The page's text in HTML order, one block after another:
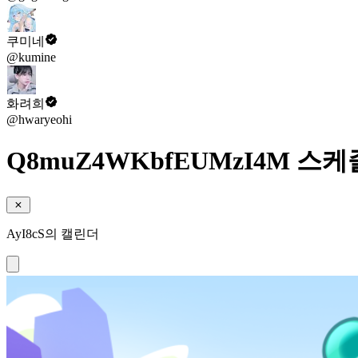
쿠미네
@kumine
화려희
@hwaryeohi
Q8muZ4WKbfEUMzI4M 스케
AyI8cS의 캘린더